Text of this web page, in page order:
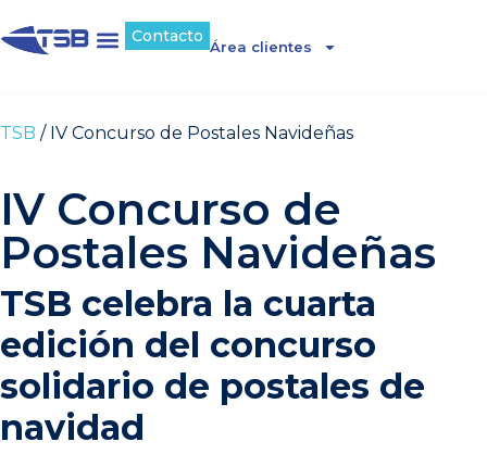
Contacto
Área clientes
TSB / IV Concurso de Postales Navideñas
IV Concurso de
Postales Navideñas
TSB celebra la cuarta
edición del concurso
solidario de postales de
navidad